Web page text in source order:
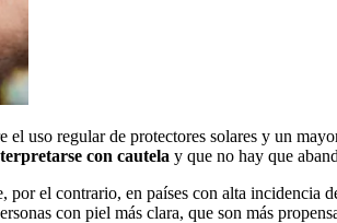
uso regular de protectores solares y un
con cautela y que no hay que
por el contrario, en países con alta incidencia
con piel más clara, que son más